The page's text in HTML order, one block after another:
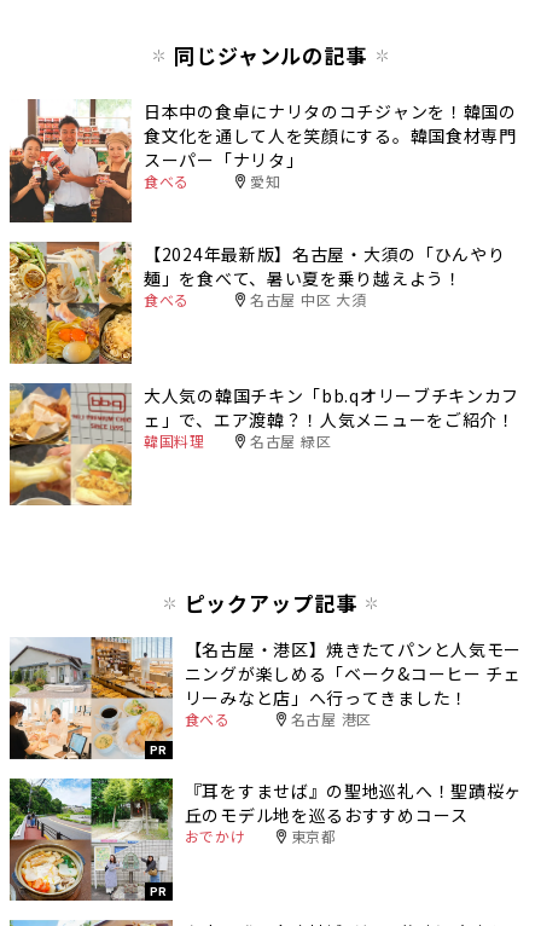
同じジャンルの記事
日本中の食卓にナリタのコチジャンを！韓国の
食文化を通して人を笑顔にする。韓国食材専門
スーパー「ナリタ」
食べる 愛知
【2024年最新版】名古屋・大須の「ひんやり
麺」を食べて、暑い夏を乗り越えよう！
食べる 名古屋 中区 大須
大人気の韓国チキン「bb.qオリーブチキンカフ
ェ」で、エア渡韓？！人気メニューをご紹介！
韓国料理 名古屋 緑区
ピックアップ記事
PR
【名古屋・港区】焼きたてパンと人気モー
ニングが楽しめる「ベーク&コーヒー チェ
リーみなと店」へ行ってきました！
食べる 名古屋 港区
PR
『耳をすませば』の聖地巡礼へ！聖蹟桜ヶ
丘のモデル地を巡るおすすめコース
おでかけ 東京都